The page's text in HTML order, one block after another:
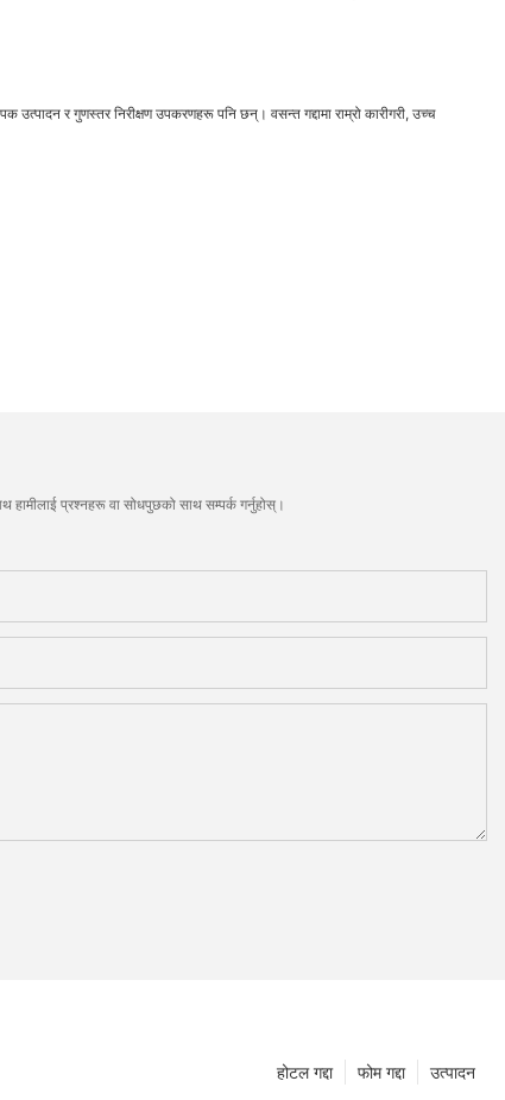
उत्पादन र गुणस्तर निरीक्षण उपकरणहरू पनि छन्। वसन्त गद्दामा राम्रो कारीगरी, उच्च
हामीलाई प्रश्नहरू वा सोधपुछको साथ सम्पर्क गर्नुहोस्।
उत्पादन
फोम गद्दा
होटल गद्दा